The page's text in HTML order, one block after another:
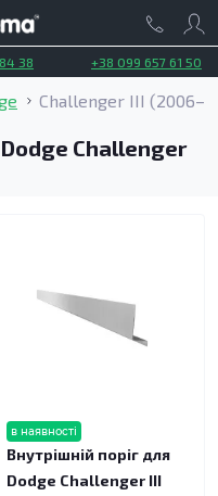
38 +38 099 657 61 50
Challenger III
Dodge Challenger
в наявності
Внутрішній поріг для
Dodge Challenger III